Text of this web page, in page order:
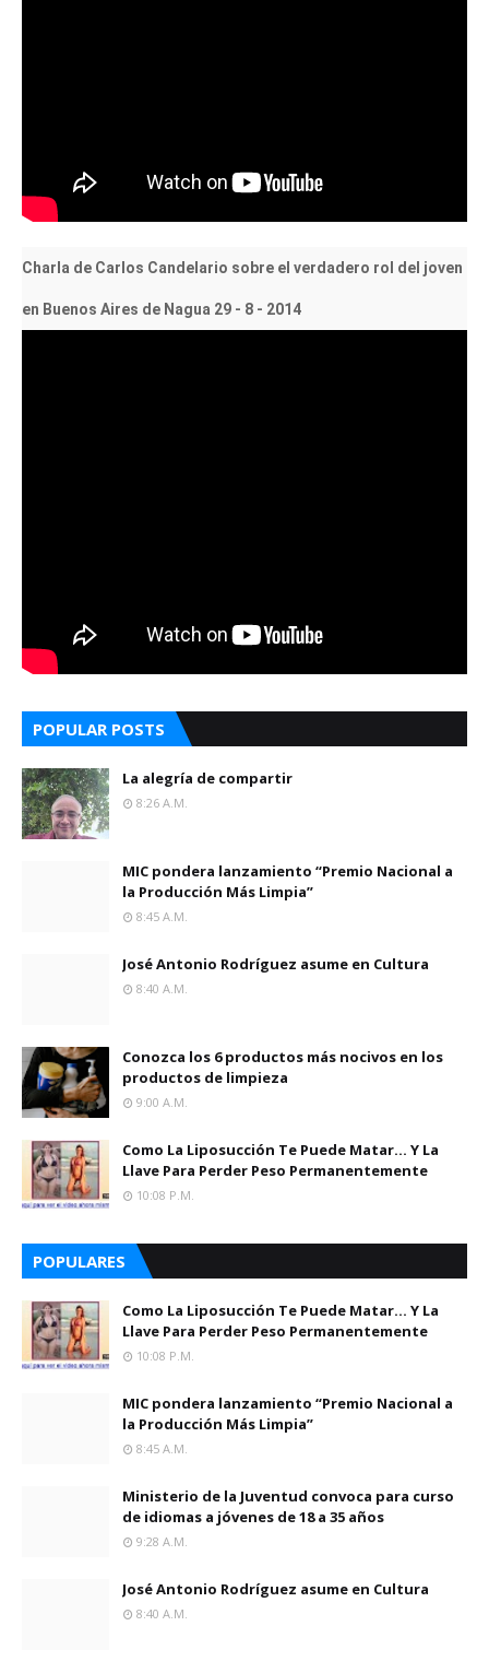
Charla de Carlos Candelario sobre el verdadero rol del joven
en Buenos Aires de Nagua 29 - 8 - 2014
POPULAR POSTS
La alegría de compartir
8:26 A.m.
MIC pondera lanzamiento “Premio Nacional a
la Producción Más Limpia”
8:45 A.m.
José Antonio Rodríguez asume en Cultura
8:40 A.m.
Conozca los 6 productos más nocivos en los
productos de limpieza
9:00 A.m.
Como La Liposucción Te Puede Matar… Y La
Llave Para Perder Peso Permanentemente
10:08 P.m.
POPULARES
Como La Liposucción Te Puede Matar… Y La
Llave Para Perder Peso Permanentemente
10:08 P.m.
MIC pondera lanzamiento “Premio Nacional a
la Producción Más Limpia”
8:45 A.m.
Ministerio de la Juventud convoca para curso
de idiomas a jóvenes de 18 a 35 años
9:28 A.m.
José Antonio Rodríguez asume en Cultura
8:40 A.m.